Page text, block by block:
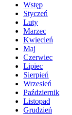
Wstęp
Styczeń
Luty
Marzec
Kwiecień
Maj
Czerwiec
Lipiec
Sierpień
Wrzesień
Październik
Listopad
Grudzień